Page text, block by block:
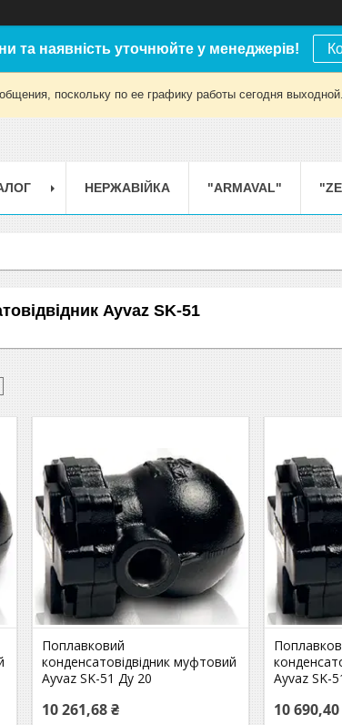
та наявність уточнюйте у менеджерів!
поскольку по ее графику работы сегодня
НЕРЖАВІЙКА "ARMAVAL"
Ayvaz SK-51
Поплавковий
конденсатовідвідник муфтовий
Ayvaz SK-51 Ду 20
10 261,68 ₴
Ayvaz SK-
10